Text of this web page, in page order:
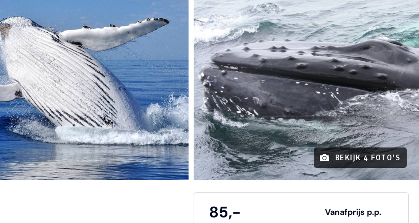
BEKIJK 4 FOTO'S
85,- Vanafprijs p.p.